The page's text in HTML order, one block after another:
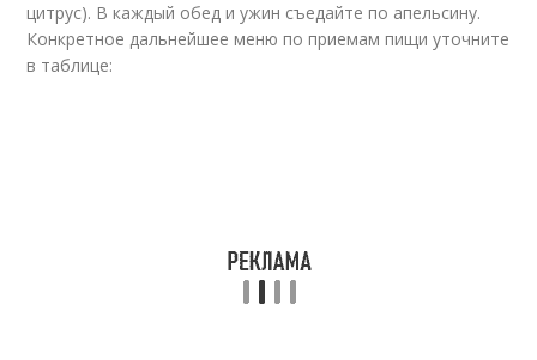
цитрус). В каждый обед и ужин съедайте по апельсину.
Конкретное дальнейшее меню по приемам пищи уточните
в таблице: